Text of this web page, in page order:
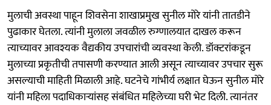
मुलाची अवस्था पाहून शिवसेना शाखाप्रमुख सुनील मोरे यांनी तातडीने
पुढाकार घेतला. त्यांनी मुलाला जवळील रुग्णालयात दाखल करून
त्याच्यावर आवश्यक वैद्यकीय उपचारांची व्यवस्था केली. डॉक्टरांकडून
मुलाच्या प्रकृतीची तपासणी करण्यात आली असून त्याच्यावर उपचार सुरू
असल्याची माहिती मिळाली आहे. घटनेचे गांभीर्य लक्षात घेऊन सुनील मोरे
यांनी महिला पदाधिकाऱ्यांसह संबंधित महिलेच्या घरी भेट दिली. त्यानंतर